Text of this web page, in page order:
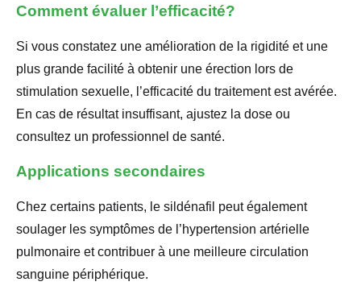
Comment évaluer l’efficacité?
Si vous constatez une amélioration de la rigidité et une
plus grande facilité à obtenir une érection lors de
stimulation sexuelle, l’efficacité du traitement est avérée.
En cas de résultat insuffisant, ajustez la dose ou
consultez un professionnel de santé.
Applications secondaires
Chez certains patients, le sildénafil peut également
soulager les symptômes de l’hypertension artérielle
pulmonaire et contribuer à une meilleure circulation
sanguine périphérique.